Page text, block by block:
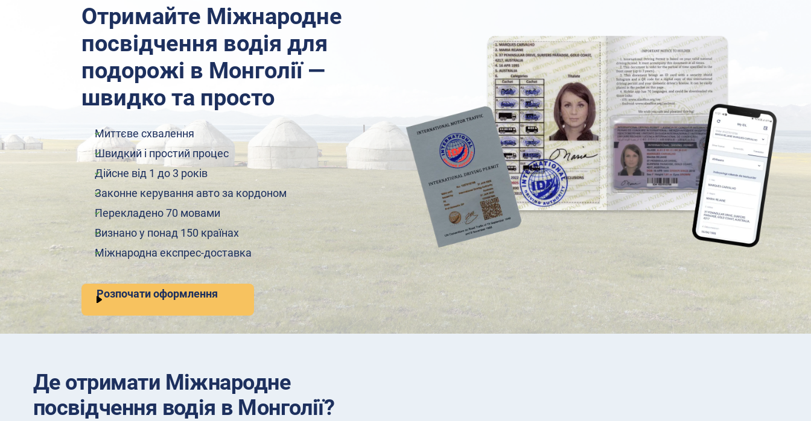
Отримайте Міжнародне
посвідчення водія для
подорожі в Монголії —
швидко та просто
Миттєве схвалення
Швидкий і простий процес
Дійсне від 1 до 3 років
Законне керування авто за кордоном
Перекладено 70 мовами
Визнано у понад 150 країнах
Міжнародна експрес-доставка
Розпочати оформлення
Де отримати Міжнародне
посвідчення водія в Монголії?